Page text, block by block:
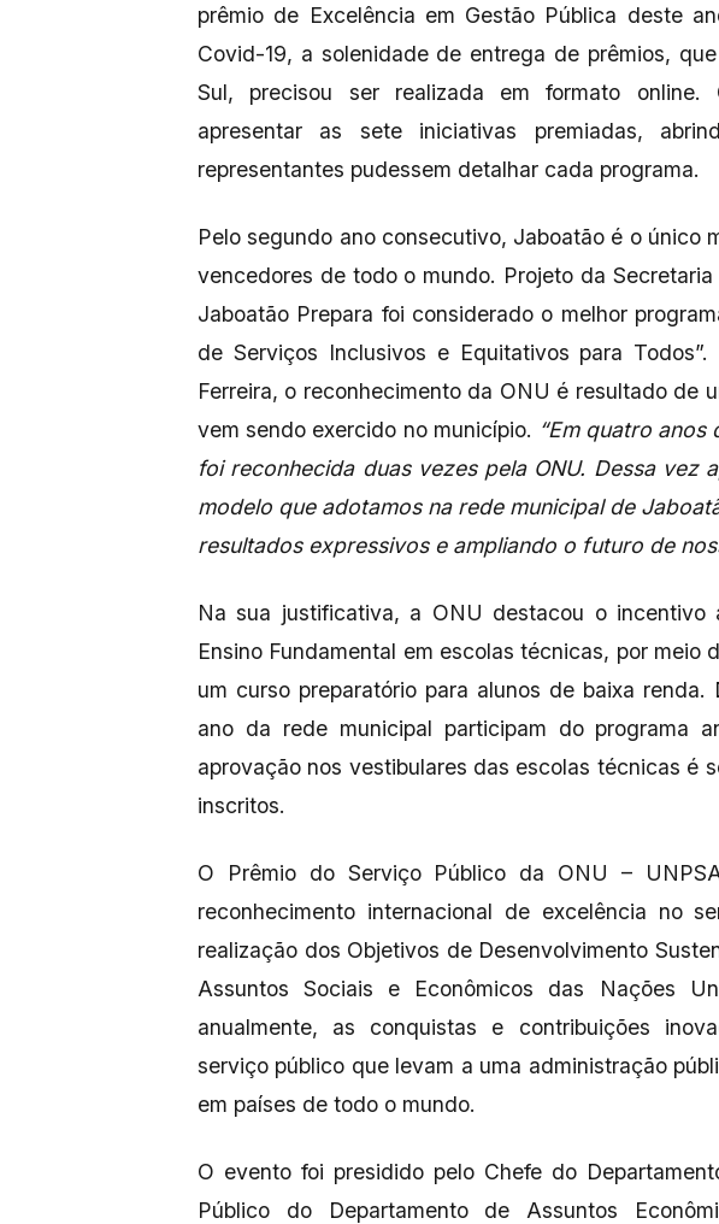
prêmio de Excelência em Gestão Pública deste
Covid-19, a solenidade de entrega de prêmios,
Sul, precisou ser realizada em formato
apresentar as sete iniciativas premiadas,
representantes pudessem detalhar cada programa.
Pelo segundo ano consecutivo, Jaboatão é o único
vencedores de todo o mundo. Projeto da
Jaboatão Prepara foi considerado o melhor
de Serviços Inclusivos e Equitativos para
Ferreira, o reconhecimento da ONU é resultado de
vem sendo exercido no município. “Em quatro anos
foi reconhecida duas vezes pela ONU. Dessa vez
modelo que adotamos na rede municipal de
resultados expressivos e ampliando o futuro de
Na sua justificativa, a ONU destacou o incentivo
Ensino Fundamental em escolas técnicas, por meio
um curso preparatório para alunos de baixa
ano da rede municipal participam do programa
aprovação nos vestibulares das escolas técnicas é
inscritos.
O Prêmio do Serviço Público da ONU –
reconhecimento internacional de excelência no
realização dos Objetivos de Desenvolvimento
Assuntos Sociais e Econômicos das Nações
anualmente, as conquistas e contribuições
serviço público que levam a uma administração
em países de todo o mundo.
O evento foi presidido pelo Chefe do
Público do Departamento de Assuntos